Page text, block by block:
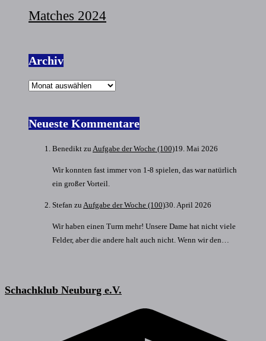
Matches 2024
Archiv
Archiv
Neueste Kommentare
Benedikt zu Aufgabe der Woche (100)19. Mai 2026
Wir konnten fast immer von 1-8 spielen, das war natürlich
ein großer Vorteil.
Stefan zu Aufgabe der Woche (100)30. April 2026
Wir haben einen Turm mehr! Unsere Dame hat nicht viele
Felder, aber die andere halt auch nicht. Wenn wir den…
Schachklub Neuburg e.V.